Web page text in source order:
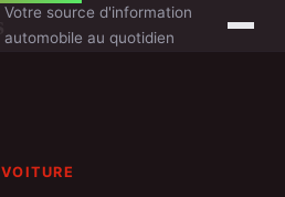
Votre source d'information
automobile au quotidien
VOITURE